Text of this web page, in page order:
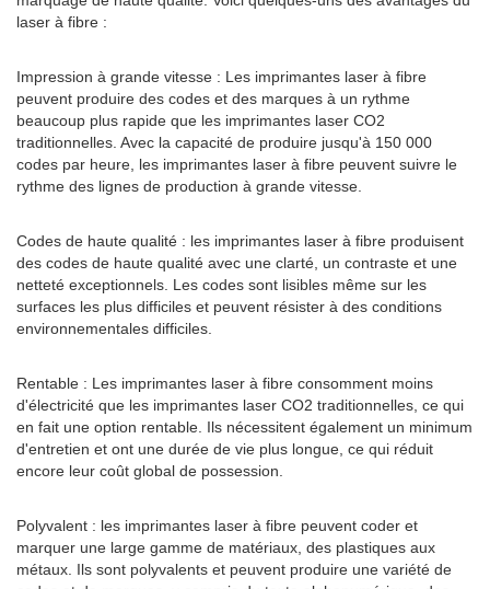
laser à fibre :
Impression à grande vitesse : Les imprimantes laser à fibre
peuvent produire des codes et des marques à un rythme
beaucoup plus rapide que les imprimantes laser CO2
traditionnelles. Avec la capacité de produire jusqu'à 150 000
codes par heure, les imprimantes laser à fibre peuvent suivre le
rythme des lignes de production à grande vitesse.
Codes de haute qualité : les imprimantes laser à fibre produisent
des codes de haute qualité avec une clarté, un contraste et une
netteté exceptionnels. Les codes sont lisibles même sur les
surfaces les plus difficiles et peuvent résister à des conditions
environnementales difficiles.
Rentable : Les imprimantes laser à fibre consomment moins
d'électricité que les imprimantes laser CO2 traditionnelles, ce qui
en fait une option rentable. Ils nécessitent également un minimum
d'entretien et ont une durée de vie plus longue, ce qui réduit
encore leur coût global de possession.
Polyvalent : les imprimantes laser à fibre peuvent coder et
marquer une large gamme de matériaux, des plastiques aux
métaux. Ils sont polyvalents et peuvent produire une variété de